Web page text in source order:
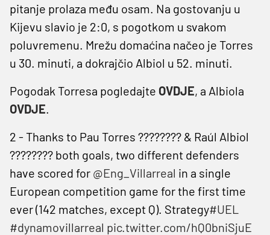
pitanje prolaza među osam. Na gostovanju u
Kijevu slavio je 2:0, s pogotkom u svakom
poluvremenu. Mrežu domaćina načeo je Torres
u 30. minuti, a dokrajčio Albiol u 52. minuti.
Pogodak Torresa pogledajte OVDJE, a Albiola
OVDJE.
2 - Thanks to Pau Torres ???????? & Raúl Albiol
???????? both goals, two different defenders
have scored for @Eng_Villarreal in a single
European competition game for the first time
ever (142 matches, except Q). Strategy#UEL
#dynamovillarreal pic.twitter.com/hQ0bniSjuE